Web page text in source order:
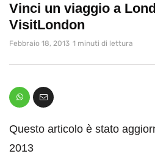
Vinci un viaggio a
VisitLondon
Febbraio 18, 2013 1 minuti di lettura
Questo articolo è stato
2013